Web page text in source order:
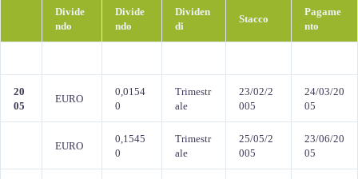
Divide
ndo
Divide
ndo
Dividen
di
Stacco
Pagame
nto
20
05
EURO
0,0154
0
Trimestr
ale
23/02/2
005
24/03/20
05
EURO
0,1545
0
Trimestr
ale
25/05/2
005
23/06/20
05